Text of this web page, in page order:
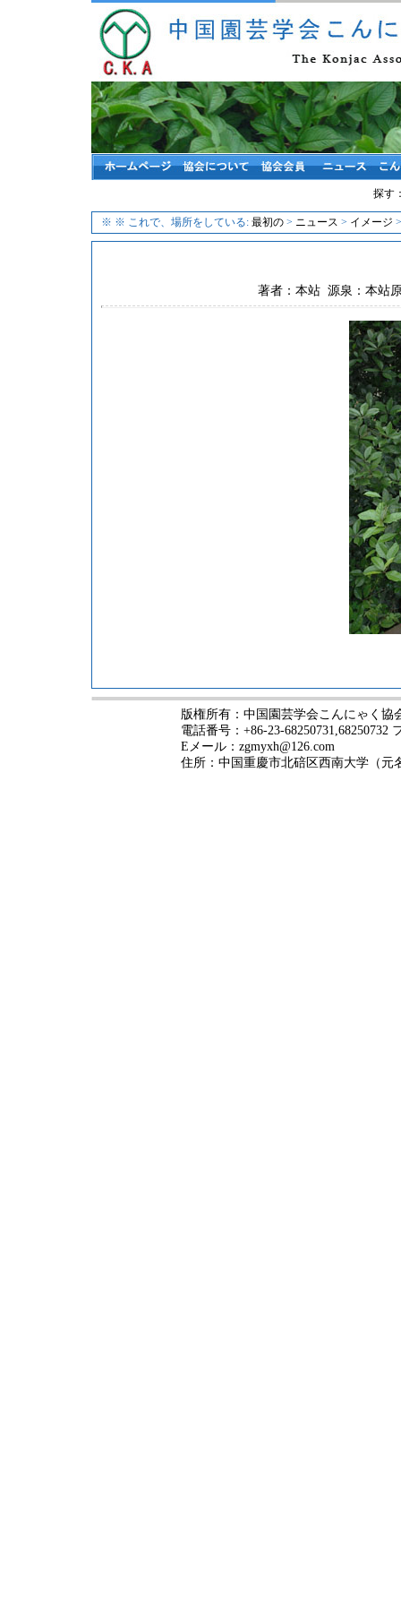
探す
※ ※ これで、場所をしている: 最初の > ニュース > イメージ
著者：本站 源泉：本站
版権所有：中国園芸学会こんにゃく協
電話番号：+86-23-68250731,68250732
Eメール：zgmyxh@126.com
住所：中国重慶市北碚区西南大学（